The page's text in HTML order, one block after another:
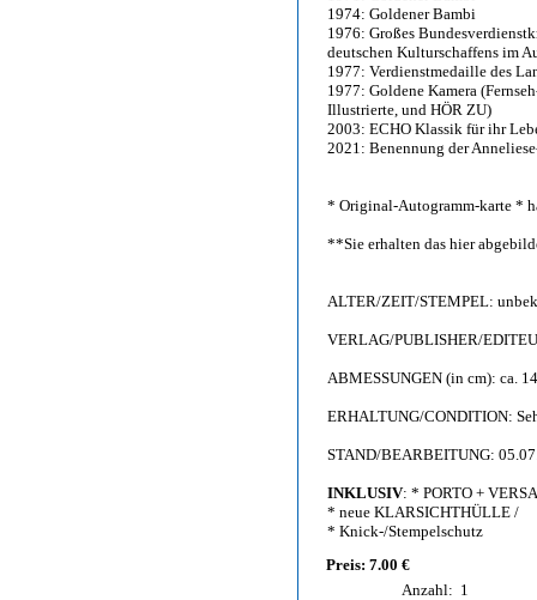
1974: Goldener Bambi
1976: Großes
deutschen Kulturschaffens im
1977: Verdienstmedaille des
1977: Goldene Kamera
Illustrierte, und HÖR ZU)
2003: ECHO Klassik für ihr
2021: Benennung der
* Original-Autogramm-karte *
**Sie erhalten das hier
ALTER/ZEIT/STEMPEL:
VERLAG/PUBLISHER/
ABMESSUNGEN (in cm): ca.
ERHALTUNG/CONDITION:
STAND/BEARBEITUNG:
INKLUSIV: * PORTO +
* neue KLARSICHTHÜLLE /
* Knick-/Stempelschutz
Preis: 7.00 €
Anzahl: 1